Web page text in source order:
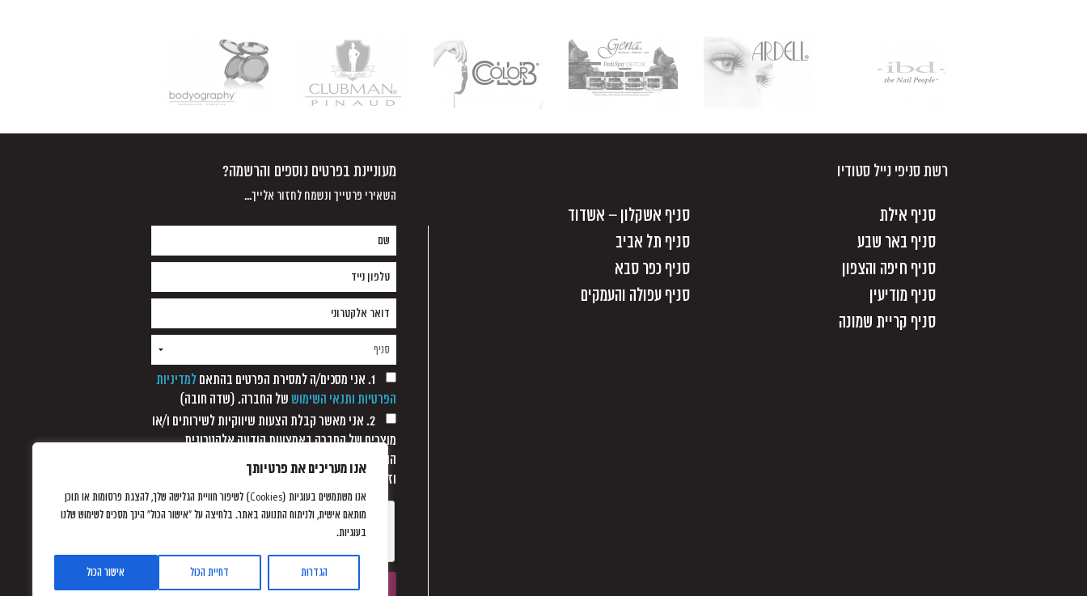
אנו מעריכים את פרטיותך
אנו משתמשים בעוגיות (Cookies) לשיפור חוויית הגלישה שלך, להצגת פרסומות או תוכן
מותאם אישית, ולניתוח התנועה באתר. בלחיצה על "אישור הכול" הינך מסכים לשימוש שלנו
בעוגיות.
הגדרות דחיית הכול אישור הכול
רשת סניפי נייל סטודיו
סניף אילת
סניף אשקלון – אשדוד
סניף באר שבע
סניף תל אביב
סניף חיפה והצפון
סניף כפר סבא
סניף מודיעין
סניף עפולה והעמקים
סניף קריית שמונה
מעוניינת בפרטים נוספים והרשמה?
השאירי פרטייך ונשמח לחזור אלייך...
1. אני מסכים/ה למסירת הפרטים בהתאם
למדיניות
הפרטיות ותנאי השימוששל החברה. (שדה חובה)
2. אני מאשר קבלת הצעות שיווקיות לשירותים ו/או
מוצרים של החברה באמצעות הודעה אלקטרונית,
הודעת מסר קצר, מערכת חיוג אוטומטית ופקסימיליה,
וזאת כל עוד לא נתקבלה כל הודעה אחרת ממני/